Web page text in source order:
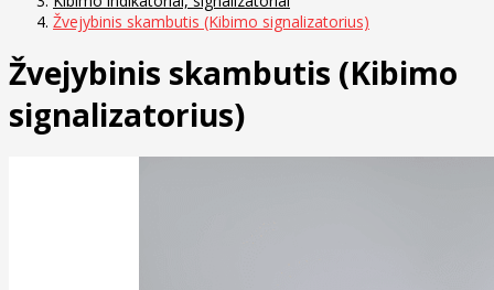
Žvejybinis skambutis (Kibimo signalizatorius)
Žvejybinis skambutis (Kibimo
signalizatorius)